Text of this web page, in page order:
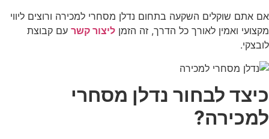
אתם שוקלים השקעה בתחום נדלן מסחרי למכירה ורוצים ליווי
ואמין לאורך כל הדרך, זה הזמןליצור קשר עם קבוצת
לבחור נדלן מסחרי